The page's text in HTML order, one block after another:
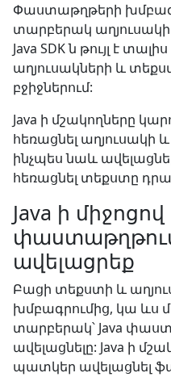
Փաստաթղթերի
տարբերակ
Java SDK ն թույլ է
աղյուսակների և
բջիջներում:
Java ի մշակողները
հեռացնել աղյուսակի
ինչպես նաև
հեռացնել տեքստը
Java ի միջոցով
ավելացրեք
Բացի տեքստի և
խմբագրումից, կա ևս
տարբերակ՝ Java
ավելացնելը: Java ի
պատկեր ավելացնել